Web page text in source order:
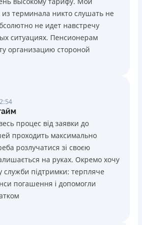
ставка 0,01% в день для нових
від 3 до 30 днів (після цього діє
1%)
дані паспорта, ІПН, номер
й телефону
онлайн 24/7. Розглядаються
на банківську картку відразу
договору про надання
-99% постійним клієнтам на
з програмою лояльності
для постійних клієнтів
в Viber, Telegram, Facebook
(ФОП)
терминала никто слушать не
не идет навстречу
ситуациях. Пенсионерам
организацию стороной
процес від заявки до
проходить максимально
розлучатися зі своєю
на руках. Окремо хочу
служби підтримки: терпляче
погашення і допомогли